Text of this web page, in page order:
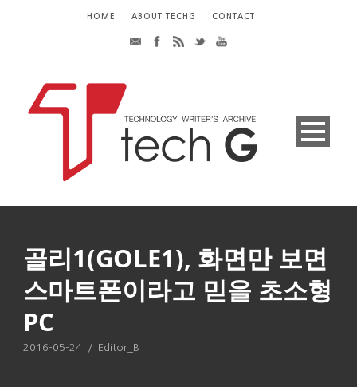
HOME ABOUT TECHG CONTACT
골리1(GOLE1), 화면만 보면
스마트폰이라고 믿을 초소형
PC
2016-05-24 / Editor_B